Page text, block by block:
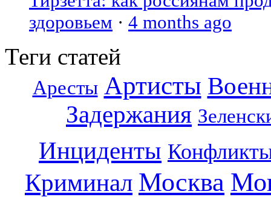
здоровьем · 4 months ago
Теги статей
Аресты Артисты
Задержания
Инциденты
Криминал Москва